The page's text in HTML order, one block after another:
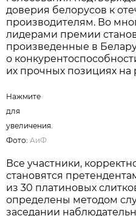
Нажмите для увеличения. Фото: